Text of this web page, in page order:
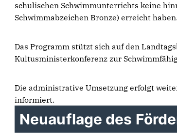
schulischen Schwimmunterrichts keine
Schwimmabzeichen Bronze) erreicht haben.
Das Programm stützt sich auf den
Kultusministerkonferenz zur
Die administrative Umsetzung erfolgt
informiert.
Neuauflage des